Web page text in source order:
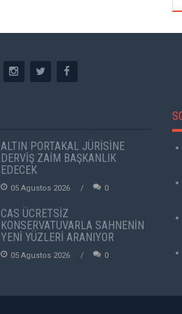
ALTIN PORTAKAL JÜRİSİNE
DERVİŞ ZAİM BAŞKANLIK
EDECEK
05 Agustos 2026 0
CAS ÜCRETSİZ
KONSERVATUVARLA SAHNENİN
YENİ YÜZLERİ ARANIYOR
05 Agustos 2026 0